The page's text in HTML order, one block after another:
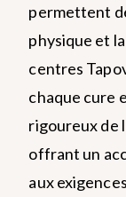
permettent
physique et
centres
chaque cure
rigoureux de
offrant un
aux